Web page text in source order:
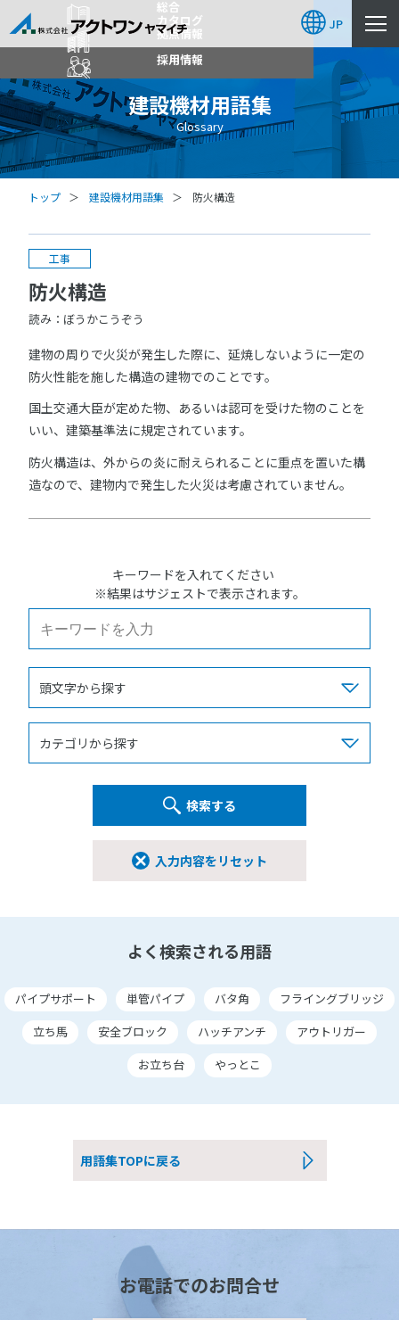
総合
カタログ
拠点情報
採用情報
JP
建設機材用語集
Glossary
トップ 建設機材用語集 防火構造
工事
防火構造
読み：ぼうかこうぞう
建物の周りで火災が発生した際に、延焼しないように一定の
防火性能を施した構造の建物でのことです。
国土交通大臣が定めた物、あるいは認可を受けた物のことを
いい、建築基準法に規定されています。
防火構造は、外からの炎に耐えられることに重点を置いた構
造なので、建物内で発生した火災は考慮されていません。
キーワードを入れてください
※結果はサジェストで表示されます。
入力内容をリセット
検索する
よく検索される用語
パイプサポート 単管パイプ バタ角
フライングブリッジ
立ち馬
安全ブロック ハッチアンチ
アウトリガー
お立ち台
やっとこ
用語集TOPに戻る
お電話でのお問合せ